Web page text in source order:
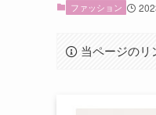
ファッション
当ページのリ